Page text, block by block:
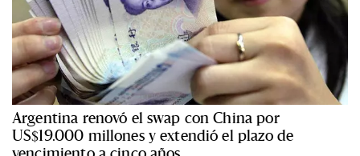
Argentina renovó el swap con China por
US$19.000 millones y extendió el plazo de